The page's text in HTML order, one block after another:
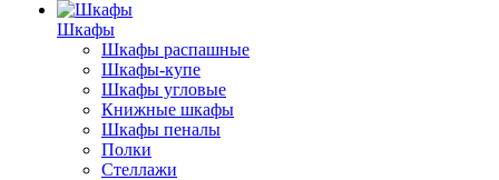
Шкафы
Шкафы распашные
Шкафы-купе
Шкафы угловые
Книжные шкафы
Шкафы пеналы
Полки
Стеллажи